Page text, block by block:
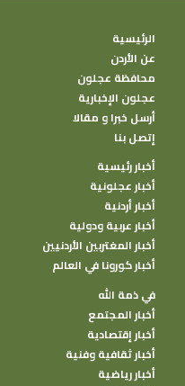
الرئيسية
عن الأردن
محافظة عجلون
عجلون الإخبارية
أرسل خبرا و مقالا
إتصل بنا
أخبار رئيسية
أخبار عجلونية
أخبار أردنية
أخبار عربية ودولية
أخبار المغتربين الأردنيين
أخبار كورونا في العالم
في ذمة الله
أخبار المجتمع
أخبار إقتصادية
أخبار ثقافية وفنية
أخبار رياضية